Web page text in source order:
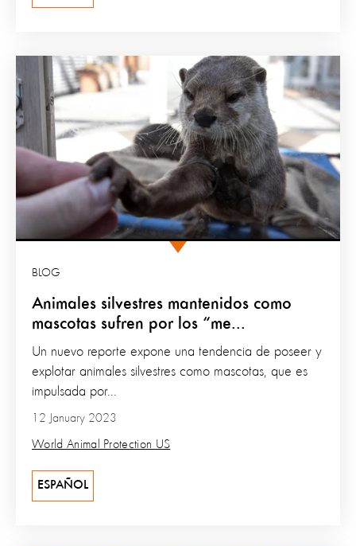
Animales silvestres mantenidos como
mascotas sufren por los “me...
BLOG
12 January 2023
World Animal Protection US
Un nuevo reporte expone una tendencia de poseer y
explotar animales silvestres como mascotas, que es
impulsada por...
ESPAÑOL